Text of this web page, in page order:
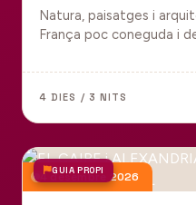
Natura, paisatges i
França poc coneguda i
de Millau.
4 DIES / 3 NITS
GUIA PROPI
4 desembre 2026